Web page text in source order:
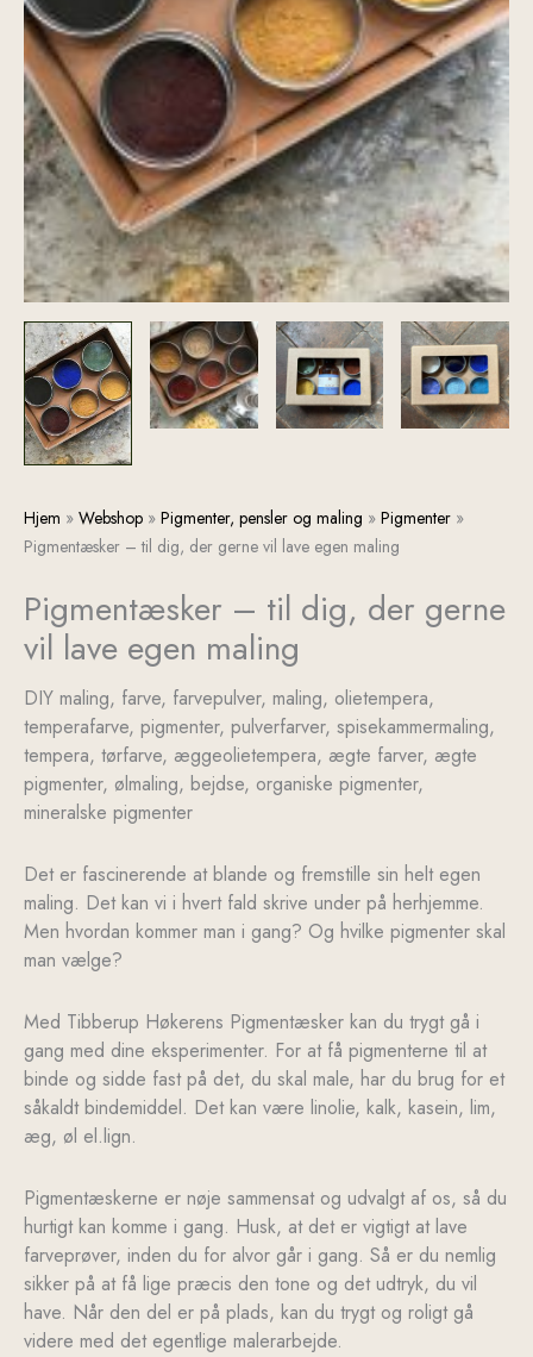
Hjem » Webshop » Pigmenter, pensler og maling » Pigmenter »
Pigmentæsker – til dig, der gerne vil lave egen maling
Pigmentæsker – til dig, der gerne
vil lave egen maling
DIY maling, farve, farvepulver, maling, olietempera,
temperafarve, pigmenter, pulverfarver, spisekammermaling,
tempera, tørfarve, æggeolietempera, ægte farver, ægte
pigmenter, ølmaling, bejdse, organiske pigmenter,
mineralske pigmenter
Det er fascinerende at blande og fremstille sin helt egen
maling. Det kan vi i hvert fald skrive under på herhjemme.
Men hvordan kommer man i gang? Og hvilke pigmenter skal
man vælge?
Med Tibberup Høkerens Pigmentæsker kan du trygt gå i
gang med dine eksperimenter. For at få pigmenterne til at
binde og sidde fast på det, du skal male, har du brug for et
såkaldt bindemiddel. Det kan være linolie, kalk, kasein, lim,
æg, øl el.lign.
Pigmentæskerne er nøje sammensat og udvalgt af os, så du
hurtigt kan komme i gang. Husk, at det er vigtigt at lave
farveprøver, inden du for alvor går i gang. Så er du nemlig
sikker på at få lige præcis den tone og det udtryk, du vil
have. Når den del er på plads, kan du trygt og roligt gå
videre med det egentlige malerarbejde.
Pigmentæsker
-
dig,
der
gerne
vil
lave
egen
maling
antal